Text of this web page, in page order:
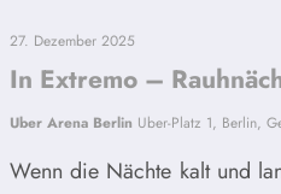
In Extremo –
27. Dezember 2025
Uber Arena Berlin Uber-Platz 1, Berlin,
Wenn die Nächte kalt und